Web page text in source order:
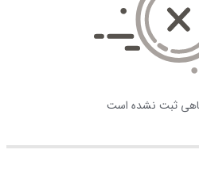
ثبت نشده است